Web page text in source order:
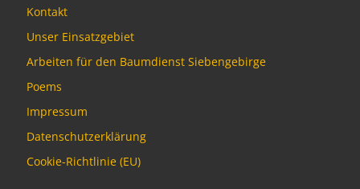
Kontakt
Unser Einsatzgebiet
Arbeiten für den Baumdienst Siebengebirge
Poems
Impressum
Datenschutzerklärung
Cookie-Richtlinie (EU)